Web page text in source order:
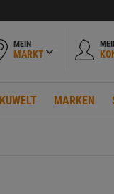
MEIN
MARKT
MARKEN